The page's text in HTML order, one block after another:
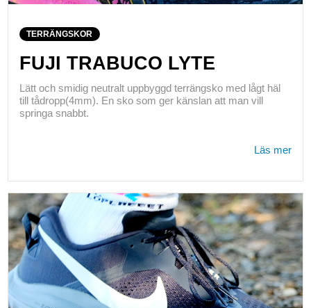
TERRÄNGSKOR
FUJI TRABUCO LYTE
Lätt och smidig neutralt uppbyggd terrängsko med lågt häl
till tådropp(4mm). En sko som ger känslan att man vill
springa snabbt.
Läs mer